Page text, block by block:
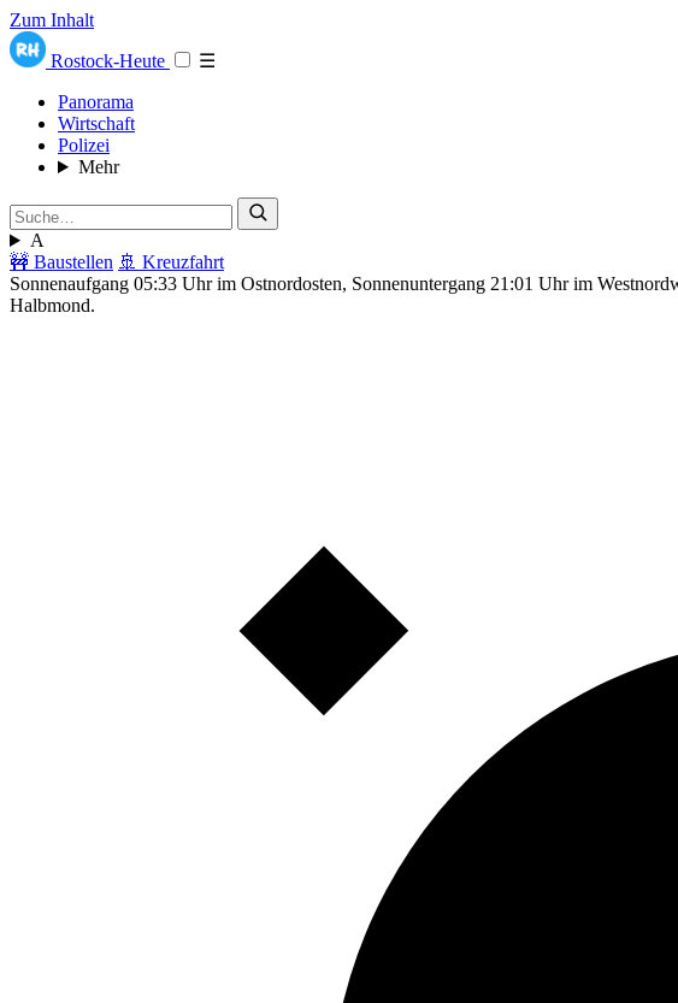
Zum Inhalt
Rostock-Heute
☰
Panorama
Wirtschaft
Polizei
Mehr
A
🚧 Baustellen 🚢 Kreuzfahrt
Sonnenaufgang 05:33 Uhr im Ostnordosten, Sonnenuntergang 21:01 Uhr im
Halbmond.